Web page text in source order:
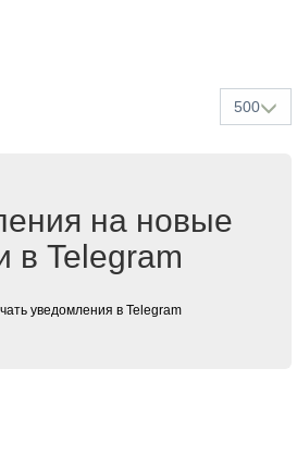
500
на новые
в Telegram
уведомления в Telegram